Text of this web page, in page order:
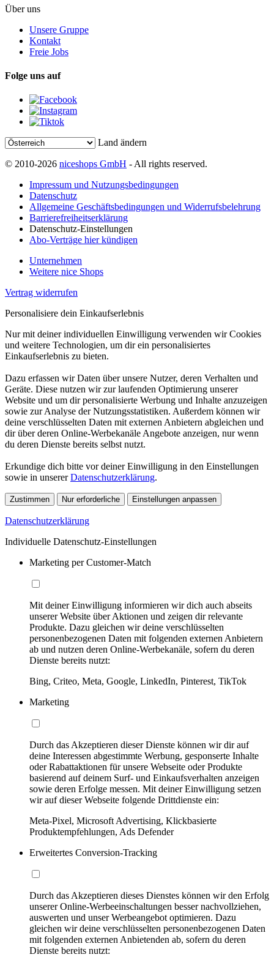
Über uns
Unsere Gruppe
Kontakt
Freie Jobs
Folge uns auf
Land ändern
© 2010-2026 niceshops GmbH - All rights reserved.
Impressum und Nutzungsbedingungen
Datenschutz
Allgemeine Geschäftsbedingungen und Widerrufsbelehrung
Barrierefreiheitserklärung
Datenschutz-Einstellungen
Abo-Verträge hier kündigen
Unternehmen
Weitere nice Shops
Vertrag widerrufen
Personalisiere dein Einkaufserlebnis
Nur mit deiner individuellen Einwilligung verwenden wir Cookies
und weitere Technologien, um dir ein personalisiertes
Einkaufserlebnis zu bieten.
Dazu erfassen wir Daten über unsere Nutzer, deren Verhalten und
Geräte. Diese nutzen wir zur laufenden Optimierung unserer
Website und um dir personalisierte Werbung und Inhalte anzuzeigen
sowie zur Analyse der Nutzungsstatistiken. Außerdem können wir
deine verschlüsselten Daten mit externen Anbietern abgleichen und
dir über deren Online-Werbekanäle Angebote anzeigen, nur wenn
du deren Dienste bereits selbst nutzt.
Erkundige dich bitte vor deiner Einwilligung in den Einstellungen
sowie in unsererDatenschutzerklärung.
Zustimmen Nur erforderliche Einstellungen anpassen
Datenschutzerklärung
Individuelle Datenschutz-Einstellungen
Marketing per Customer-Match
Mit deiner Einwilligung informieren wir dich auch abseits
unserer Website über Aktionen und zeigen dir relevante
Produkte. Dazu gleichen wir deine verschlüsselten
personenbezogenen Daten mit folgenden externen Anbietern
ab und nutzen deren Online-Werbekanäle, sofern du deren
Dienste bereits nutzt:
Bing, Criteo, Meta, Google, LinkedIn, Pinterest, TikTok
Marketing
Durch das Akzeptieren dieser Dienste können wir dir auf
deine Interessen abgestimmte Werbung, gesponserte Inhalte
oder Rabattaktionen für unsere Webseite oder Produkte
basierend auf deinem Surf- und Einkaufsverhalten anzeigen
sowie deren Erfolge messen. Mit deiner Einwilligung setzen
wir auf dieser Webseite folgende Drittdienste ein:
Meta-Pixel, Microsoft Advertising, Klickbasierte
Produktempfehlungen, Ads Defender
Erweitertes Conversion-Tracking
Durch das Akzeptieren dieses Dienstes können wir den Erfolg
unserer Online-Werbeeinschaltungen besser nachvollziehen,
auswerten und unser Werbeangebot optimieren. Dazu
gleichen wir deine verschlüsselten personenbezogenen Daten
mit folgenden externen Anbietenden ab, sofern du deren
Dienste bereits nutzt: